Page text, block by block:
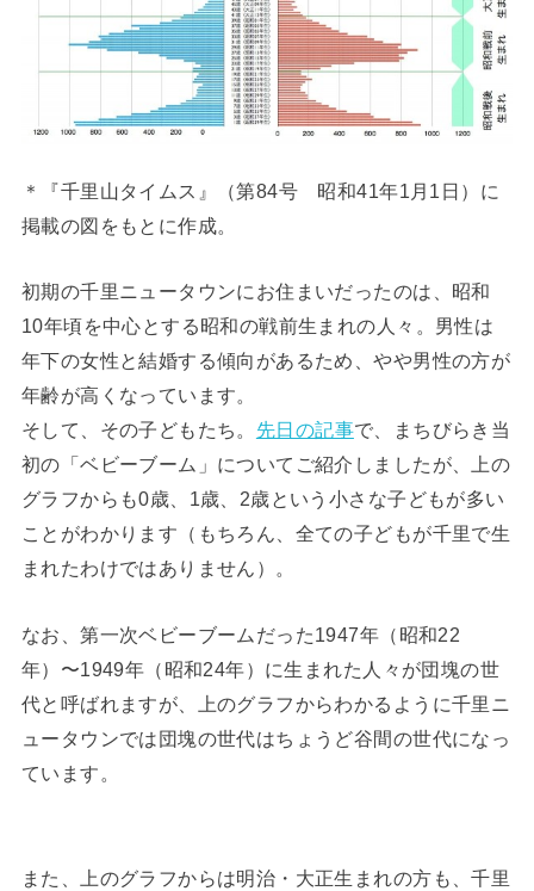
＊『千里山タイムス』（第84号 昭和41年1月1日）に
掲載の図をもとに作成。
初期の千里ニュータウンにお住まいだったのは、昭和
10年頃を中心とする昭和の戦前生まれの人々。男性は
年下の女性と結婚する傾向があるため、やや男性の方が
年齢が高くなっています。
そして、その子どもたち。 先日の記事で、まちびらき当
初の「ベビーブーム」についてご紹介しましたが、上の
グラフからも0歳、1歳、2歳という小さな子どもが多い
ことがわかります（もちろん、全ての子どもが千里で生
まれたわけではありません）。
なお、第一次ベビーブームだった1947年（昭和22
年）〜1949年（昭和24年）に生まれた人々が団塊の世
代と呼ばれますが、上のグラフからわかるように千里ニ
ュータウンでは団塊の世代はちょうど谷間の世代になっ
ています。
また、上のグラフからは明治・大正生まれの方も、千里